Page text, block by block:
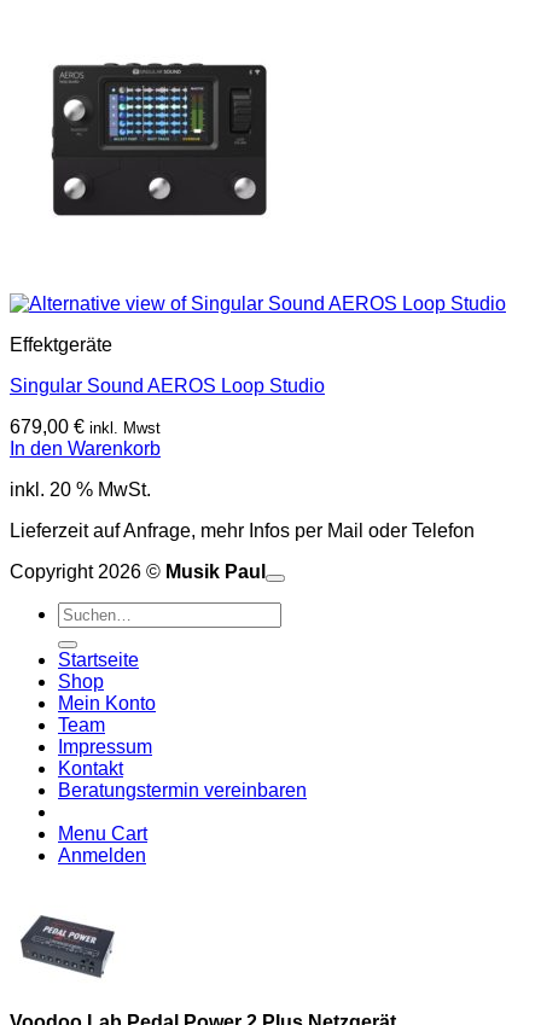
Effektgeräte
Singular Sound AEROS Loop Studio
679,00 € inkl. Mwst
In den Warenkorb
inkl. 20 % MwSt.
Lieferzeit auf Anfrage, mehr Infos per Mail oder Telefon
Copyright 2026 © Musik Paul
Suchen
nach:
Startseite
Shop
Mein Konto
Team
Impressum
Kontakt
Beratungstermin vereinbaren
Menu Cart
Anmelden